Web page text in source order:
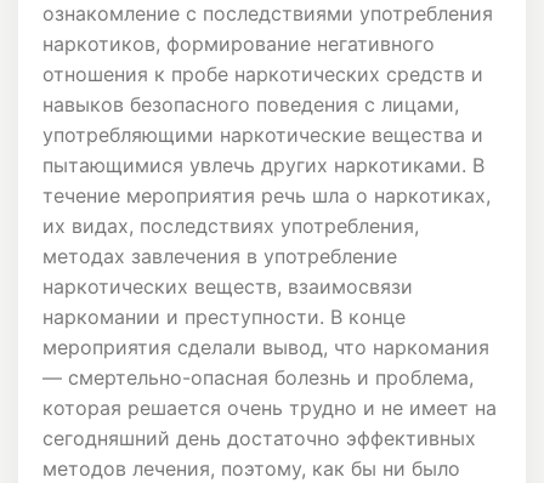
ознакомление с последствиями употребления
наркотиков, формирование негативного
отношения к пробе наркотических средств и
навыков безопасного поведения с лицами,
употребляющими наркотические вещества и
пытающимися увлечь других наркотиками. В
течение мероприятия речь шла о наркотиках,
их видах, последствиях употребления,
методах завлечения в употребление
наркотических веществ, взаимосвязи
наркомании и преступности. В конце
мероприятия сделали вывод, что наркомания
— смертельно-опасная болезнь и проблема,
которая решается очень трудно и не имеет на
сегодняшний день достаточно эффективных
методов лечения, поэтому, как бы ни было